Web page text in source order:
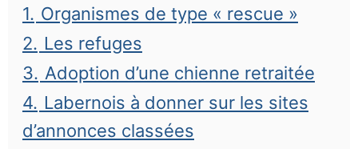
1. Organismes de type « rescue »
2. Les refuges
3. Adoption d’une chienne retraitée
4. Labernois à donner sur les sites
d’annonces classées